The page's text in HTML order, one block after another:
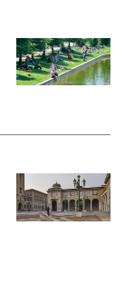
calcio 2026